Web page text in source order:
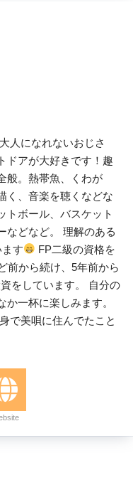
人になれないおじさ
ドアが大好きです！趣
般。熱帯魚、くわが
く、音楽を聴くなどな
トボール、バスケット
などなど。 理解のある
す
FP二級の資格を
前から続け、5年前から
をしています。 自分の
一杯に楽しみます。
で美唄に住んでたこと